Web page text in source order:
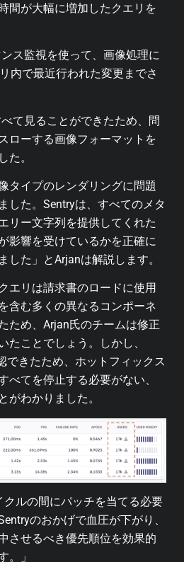
間が大幅に増加したクエリを
ス監視を使って、画像処理に
内で最近行われた変更までさ
て見ることができたため、問
ローする画像フォーマットを
た。
タイプのレンダリングに問題
した。Sentryは、すべてのメタ
リー文字列を提供してくれた
影響を受けているかを正確に
した」とArjanは解説します。
エリは請求書のロードに使用
含む多くの異なるコンポーネ
ため、Arjan氏のチームは修正
たことでしょう。しかし、
できたため、ホットフィックス
べてを停止する必要がない、
がわかりました。
クルの間にパッチを当てる必要
のおかげで血圧が下がり、
させるべき優先順位を効果的
。」